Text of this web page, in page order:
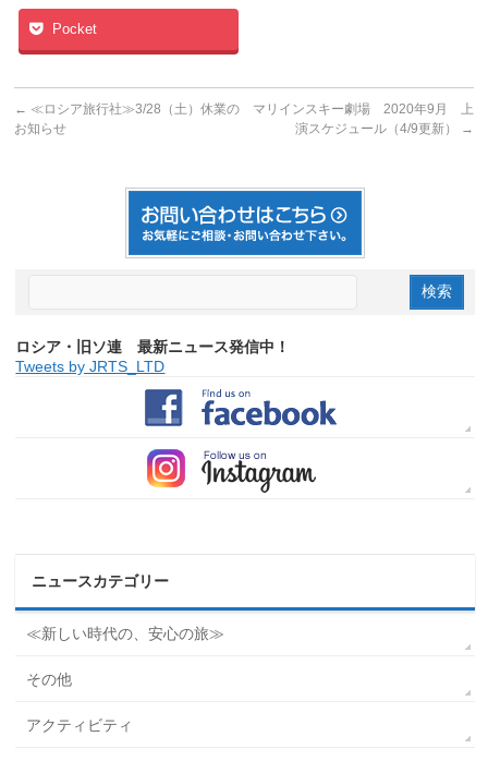
Pocket
← ≪ロシア旅行社≫3/28（土）休業の
お知らせ
マリインスキー劇場 2020年9月 上
演スケジュール（4/9更新）
→
ロシア・旧ソ連 最新ニュース発信中！
Tweets by JRTS_LTD
ニュースカテゴリー
≪新しい時代の、安心の旅≫
その他
アクティビティ